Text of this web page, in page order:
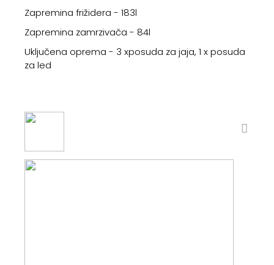
Zapremina frižidera - 183l
Zapremina zamrzivača - 84l
Uključena oprema - 3 xposuda za jaja, 1 x posuda
za led